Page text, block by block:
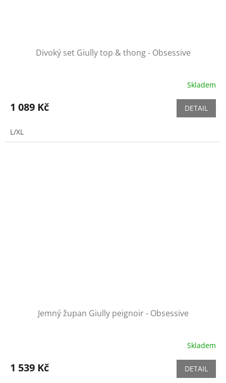
Divoký set Giully top & thong - Obsessive
Skladem
1 089 Kč DETAIL
L/XL
Jemný župan Giully peignoir - Obsessive
Skladem
1 539 Kč DETAIL